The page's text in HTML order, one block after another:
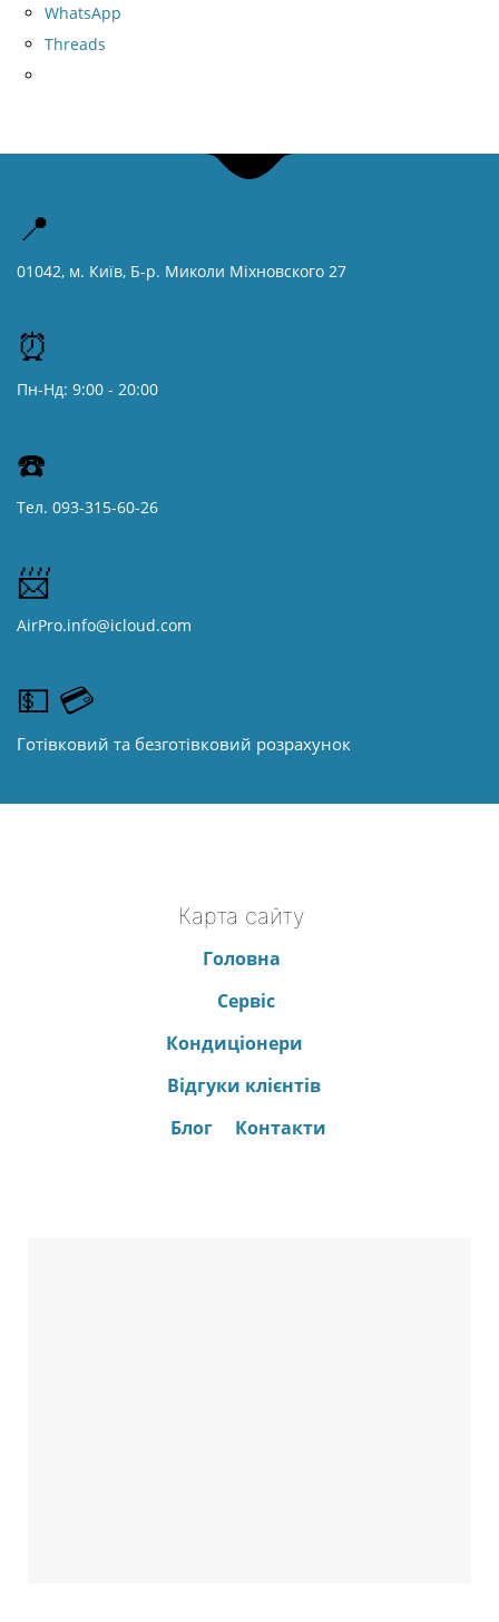
WhatsApp
Threads
📍
01042, м. Київ, Б-р. Миколи Міхновского 27
⏰
Пн-Нд: 9:00 - 20:00
☎️
Тел. 093-315-60-26
📨
AirPro.info@icloud.com
💵 💳
Готівковий та безготівковий розрахунок
Карта сайту
Головна
Сервіс
Кондиціонери
Відгуки клієнтів
Блог
Контакти